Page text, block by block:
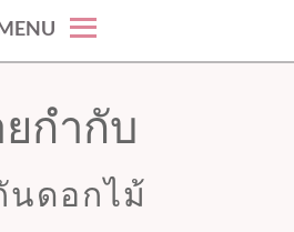
กำกับ
นดอกไม้